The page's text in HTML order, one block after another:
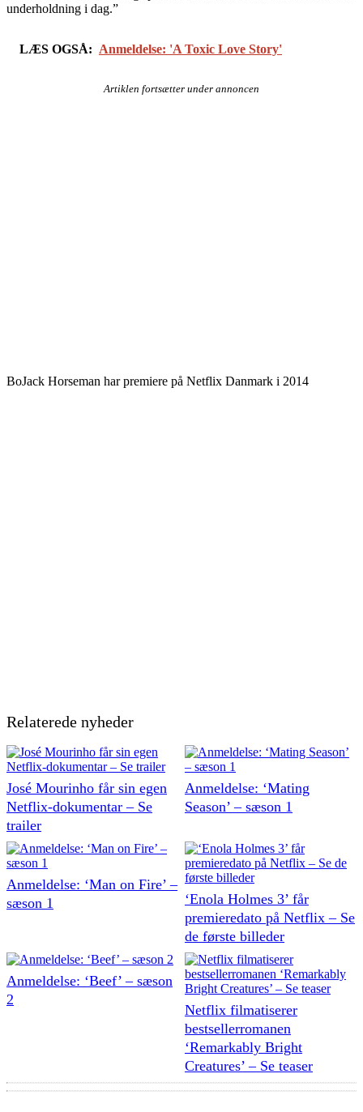
underholdning i dag.”
LÆS OGSÅ: Anmeldelse: 'A Toxic Love Story'
Artiklen fortsætter under annoncen
BoJack Horseman har premiere på Netflix Danmark i 2014
Relaterede nyheder
José Mourinho får sin egen
Netflix-dokumentar – Se
trailer
Anmeldelse: ‘Mating
Season’ – sæson 1
Anmeldelse: ‘Man on Fire’ –
sæson 1
‘Enola Holmes 3’ får
premieredato på Netflix – Se
de første billeder
Anmeldelse: ‘Beef’ – sæson
2
Netflix filmatiserer
bestsellerromanen
‘Remarkably Bright
Creatures’ – Se teaser